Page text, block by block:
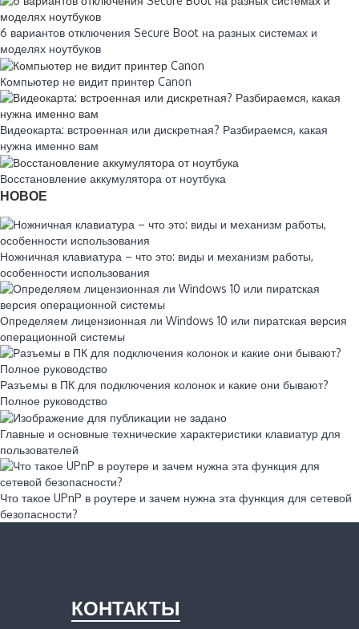
6 вариантов отключения Secure Boot на разных системах и
моделях ноутбуков
Компьютер не видит принтер Canon
Видеокарта: встроенная или дискретная? Разбираемся, какая
нужна именно вам
Восстановление аккумулятора от ноутбука
НОВОЕ
Ножничная клавиатура – что это: виды и механизм работы,
особенности использования
Определяем лицензионная ли Windows 10 или пиратская версия
операционной системы
Разъемы в ПК для подключения колонок и какие они бывают?
Полное руководство
Главные и основные технические характеристики клавиатур для
пользователей
Что такое UPnP в роутере и зачем нужна эта функция для сетевой
безопасности?
КОНТАКТЫ